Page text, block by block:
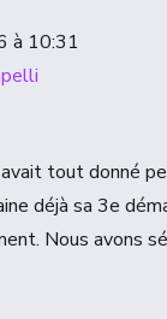
à 10:31
tout donné
déjà sa 3e
Nous avons